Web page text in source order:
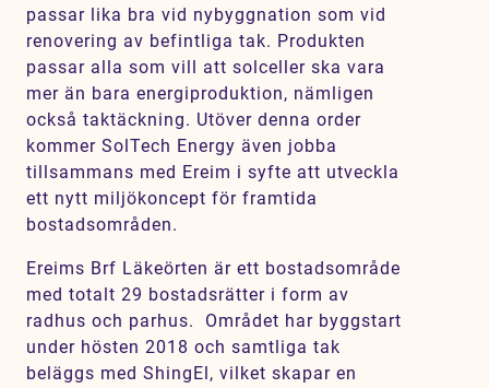
Kontakt
SV EN
passar lika bra vid nybyggnation som vid
renovering av befintliga tak. Produkten
passar alla som vill att solceller ska vara
mer än bara energiproduktion, nämligen
också taktäckning. Utöver denna order
kommer SolTech Energy även jobba
tillsammans med Ereim i syfte att utveckla
ett nytt miljökoncept för framtida
bostadsområden.
Ereims Brf Läkeörten är ett bostadsområde
med totalt 29 bostadsrätter i form av
radhus och parhus. Området har byggstart
under hösten 2018 och samtliga tak
beläggs med ShingEl, vilket skapar en